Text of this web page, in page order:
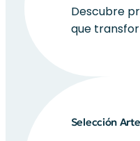
Descubre
que
Selección